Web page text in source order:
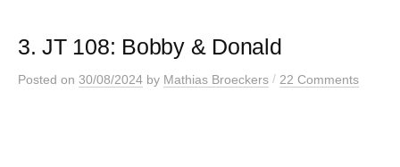
3. JT 108: Bobby & Donald
Posted on 30/08/2024 by Mathias Broeckers / 22 Comments